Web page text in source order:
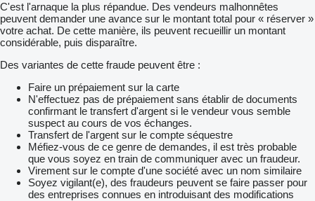
C'est l'arnaque la plus répandue. Des vendeurs malhonnêtes
peuvent demander une avance sur le montant total pour « réserver »
votre achat. De cette manière, ils peuvent recueillir un montant
considérable, puis disparaître.
Des variantes de cette fraude peuvent être :
Faire un prépaiement sur la carte
N'effectuez pas de prépaiement sans établir de documents
confirmant le transfert d'argent si le vendeur vous semble
suspect au cours de vos échanges.
Transfert de l'argent sur le compte séquestre
Méfiez-vous de ce genre de demandes, il est très probable
que vous soyez en train de communiquer avec un fraudeur.
Virement sur le compte d'une société avec un nom similaire
Soyez vigilant(e), des fraudeurs peuvent se faire passer pour
des entreprises connues en introduisant des modifications